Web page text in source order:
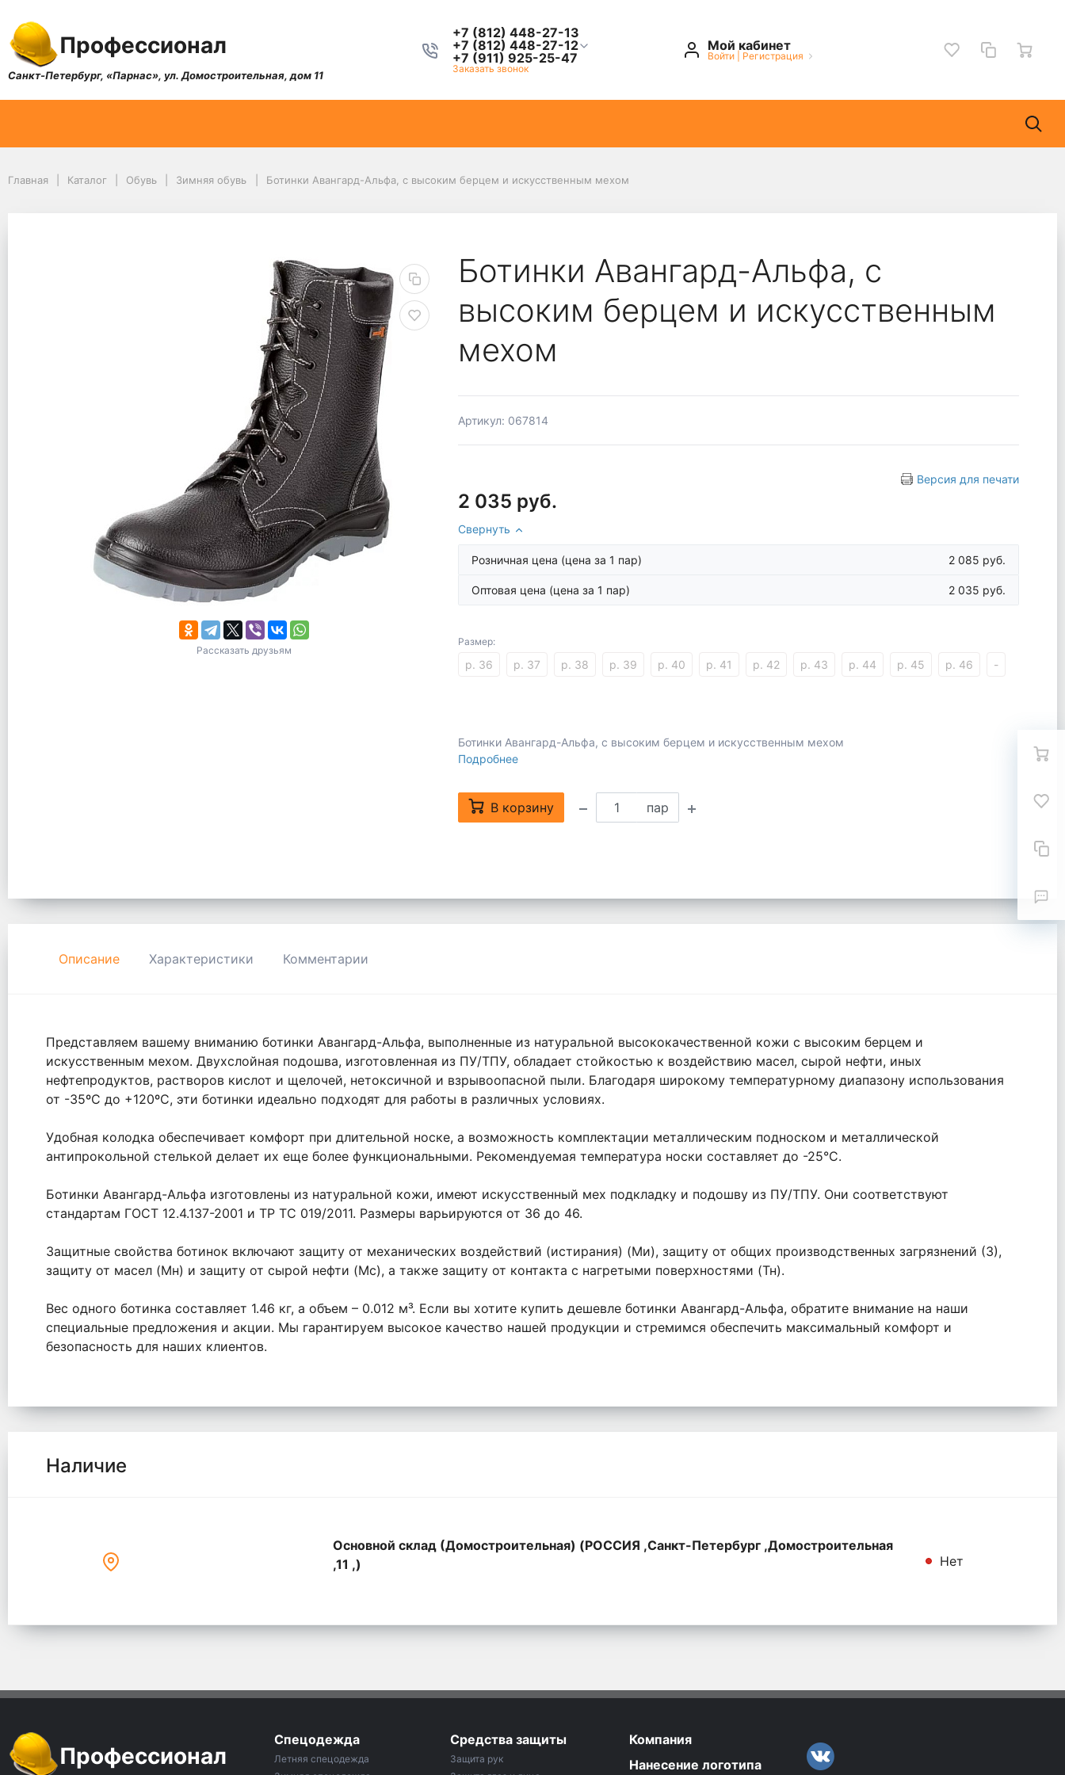
Профессионал
Санкт-Петербург, «Парнас», ул. Домостроительная, дом 11
+7 (812) 448-27-13
+7 (812) 448-27-12
+7 (911) 925-25-47
Заказать звонок
Мой кабинет
Войти Регистрация
Главная Каталог Обувь Зимняя обувь Ботинки Авангард-Альфа, с высоким берцем и искусственным мехом
Рассказать друзьям
Ботинки Авангард-Альфа, с
высоким берцем и искусственным
мехом
Артикул: 067814
Версия для печати
2 035 руб.
Свернуть
Розничная цена (цена за 1 пар) 2 085 руб.
Оптовая цена (цена за 1 пар) 2 035 руб.
Размер:
р. 36 р. 37 р. 38 р. 39 р. 40 р. 41 р. 42 р. 43 р. 44 р. 45 р. 46 -
Ботинки Авангард-Альфа, с высоким берцем и искусственным мехом
Подробнее
В корзину пар
Описание Характеристики Комментарии
Представляем вашему вниманию ботинки Авангард-Альфа, выполненные из натуральной высококачественной кожи с высоким берцем и
искусственным мехом. Двухслойная подошва, изготовленная из ПУ/ТПУ, обладает стойкостью к воздействию масел, сырой нефти, иных
нефтепродуктов, растворов кислот и щелочей, нетоксичной и взрывоопасной пыли. Благодаря широкому температурному диапазону использования
от -35ºC до +120ºC, эти ботинки идеально подходят для работы в различных условиях.
Удобная колодка обеспечивает комфорт при длительной носке, а возможность комплектации металлическим подноском и металлической
антипрокольной стелькой делает их еще более функциональными. Рекомендуемая температура носки составляет до -25°С.
Ботинки Авангард-Альфа изготовлены из натуральной кожи, имеют искусственный мех подкладку и подошву из ПУ/ТПУ. Они соответствуют
стандартам ГОСТ 12.4.137-2001 и ТР ТС 019/2011. Размеры варьируются от 36 до 46.
Защитные свойства ботинок включают защиту от механических воздействий (истирания) (Ми), защиту от общих производственных загрязнений (З),
защиту от масел (Мн) и защиту от сырой нефти (Мс), а также защиту от контакта с нагретыми поверхностями (Тн).
Вес одного ботинка составляет 1.46 кг, а объем – 0.012 м³. Если вы хотите купить дешевле ботинки Авангард-Альфа, обратите внимание на наши
специальные предложения и акции. Мы гарантируем высокое качество нашей продукции и стремимся обеспечить максимальный комфорт и
безопасность для наших клиентов.
Наличие
Основной склад (Домостроительная) (РОССИЯ ,Санкт-Петербург ,Домостроительная
,11 ,)
Нет
Профессионал
Спецодежда
Летняя спецодежда
Средства защиты
Защита рук
Компания
Нанесение логотипа